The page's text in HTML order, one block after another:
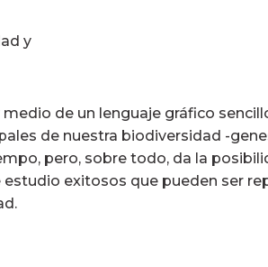
y
de un lenguaje gráfico
de nuestra biodiversidad -
pero, sobre todo, da la
exitosos que pueden ser